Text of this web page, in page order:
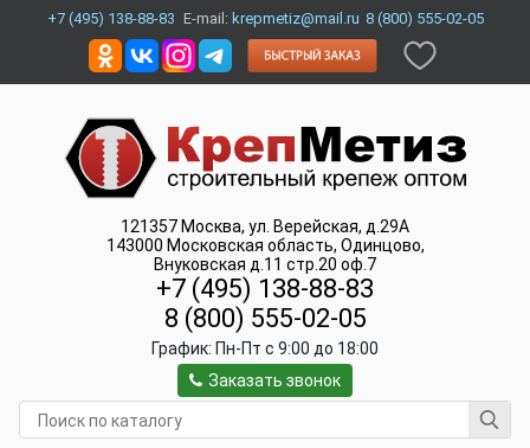
+7 (495) 138-88-83 E-mail: krepmetiz@mail.ru 8 (800) 555-02-05
121357 Москва, ул. Верейская, д.29А
143000 Московская область, Одинцово,
Внуковская д.11 стр.20 оф.7
+7 (495) 138-88-83
8 (800) 555-02-05
График: Пн-Пт c 9:00 до 18:00
Заказать звонок